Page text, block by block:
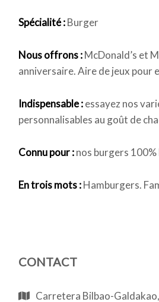
Spécialité :Burger
Nous offrons :McDonald’s et
anniversaire. Aire de jeux pour
Indispensable :essayez nos
personnalisables au goût de
Connu pour :nos burgers
En trois mots :Hamburgers.
CONTACT
Carretera Bilbao-